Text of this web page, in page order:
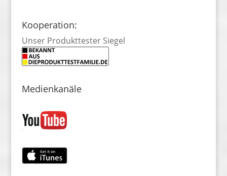
Kooperation:
Unser Produkttester Siegel
Medienkanäle